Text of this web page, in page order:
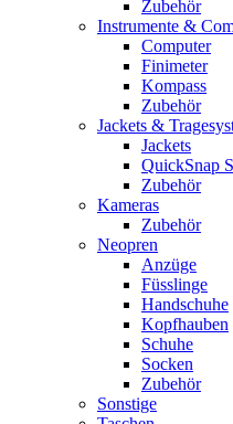
Zubehör
Instrumente &
Computer
Finimeter
Kompass
Zubehör
Jackets &
Jackets
QuickSnap
Zubehör
Kameras
Zubehör
Neopren
Anzüge
Füsslinge
Handschuhe
Kopfhauben
Schuhe
Socken
Zubehör
Sonstige